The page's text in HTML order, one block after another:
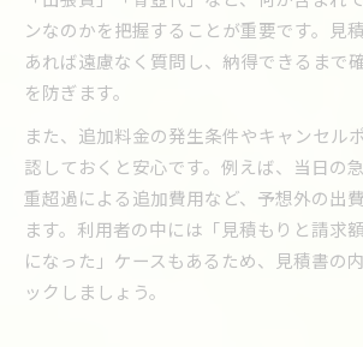
ンなのかを把握することが重要です。見
あれば遠慮なく質問し、納得できるまで
を防ぎます。
また、追加料金の発生条件やキャンセル
認しておくと安心です。例えば、当日の
重超過による追加費用など、予想外の出
ます。利用者の中には「見積もりと請求
になった」ケースもあるため、見積書の
ックしましょう。